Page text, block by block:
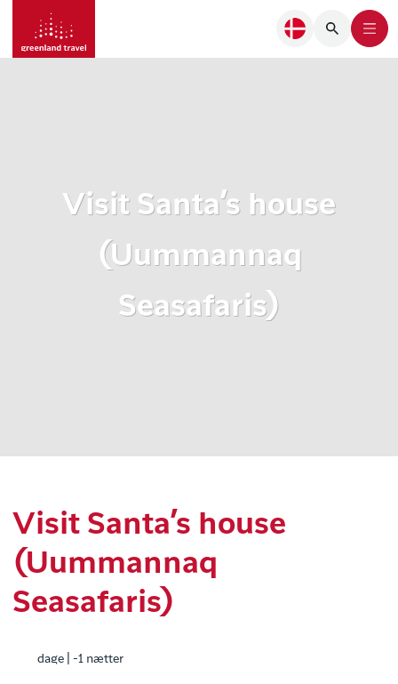
Visit Santa’s house
(Uummannaq
Seasafaris)
Visit Santa’s house
(Uummannaq
Seasafaris)
dage | -1 nætter